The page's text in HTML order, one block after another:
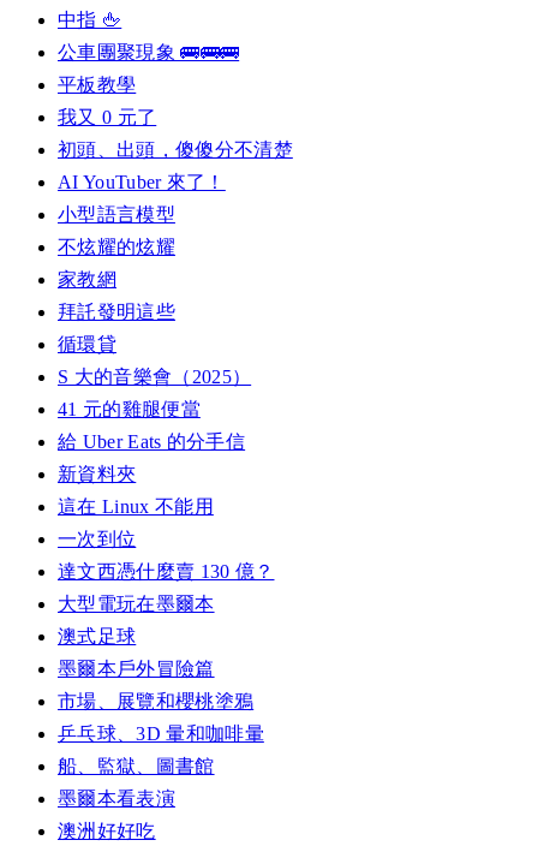
中指 🖕
公車團聚現象 🚌🚌🚌
平板教學
我又 0 元了
初頭、出頭，傻傻分不清楚
AI YouTuber 來了！
小型語言模型
不炫耀的炫耀
家教網
拜託發明這些
循環貸
S 大的音樂會（2025）
41 元的雞腿便當
給 Uber Eats 的分手信
新資料夾
這在 Linux 不能用
一次到位
達文西憑什麼賣 130 億？
大型電玩在墨爾本
澳式足球
墨爾本戶外冒險篇
市場、展覽和櫻桃塗鴉
乒乓球、3D 暈和咖啡暈
船、監獄、圖書館
墨爾本看表演
澳洲好好吃